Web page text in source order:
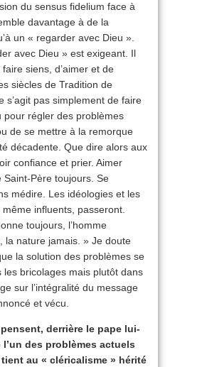
du sensus fidelium face à
davantage à de la
un « regarder avec Dieu ».
avec Dieu » est exigeant. Il
siens, d’aimer et de
siècles de Tradition de
s’agit pas simplement de faire
pour régler des problèmes
de se mettre à la remorque
décadente. Que dire alors aux
confiance et prier. Aimer
Saint-Père toujours. Se
médire. Les idéologies et les
même influents, passeront.
toujours, l’homme
la nature jamais. » Je doute
la solution des problèmes se
les bricolages mais plutôt dans
sur l’intégralité du message
et vécu.
derrière le pape lui-
l’un des problèmes actuels
tient au « cléricalisme » hérité